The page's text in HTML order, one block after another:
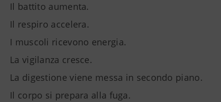
Il battito aumenta.
Il respiro accelera.
I muscoli ricevono energia.
La vigilanza cresce.
La digestione viene messa in secondo piano.
Il corpo si prepara alla fuga.